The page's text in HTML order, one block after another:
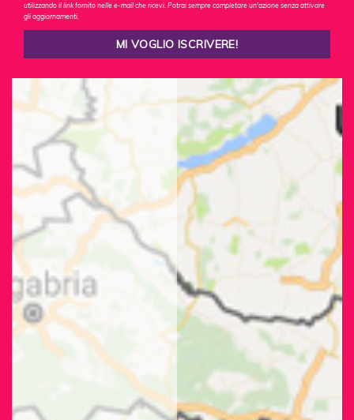
utilizzando il link fornito nelle e-mail che ricevi. Potrai sempre completare un'azione senza attivare
gli aggiornamenti.